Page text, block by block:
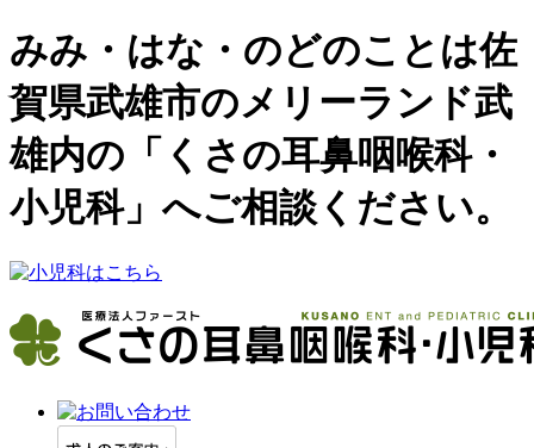
みみ・はな・のどのことは佐
賀県武雄市のメリーランド武
雄内の「くさの耳鼻咽喉科・
小児科」へご相談ください。